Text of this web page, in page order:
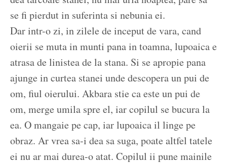
se fi pierdut in suferinta si nebunia ei.
Dar intr-o zi, in zilele de inceput de vara, cand
oierii se muta in munti pana in toamna, lupoaica e
atrasa de linistea de la stana. Si se apropie pana
ajunge in curtea stanei unde descopera un pui de
om, fiul oierului. Akbara stie ca este un pui de
om, merge umila spre el, iar copilul se bucura la
ea. O mangaie pe cap, iar lupoaica il linge pe
obraz. Ar vrea sa-i dea sa suga, poate altfel tatele
ei nu ar mai durea-o atat. Copilul ii pune mainile